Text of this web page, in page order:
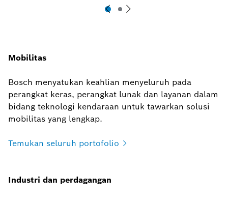
Mobilitas
Bosch menyatukan keahlian menyeluruh pada
perangkat keras, perangkat lunak dan layanan dalam
bidang teknologi kendaraan untuk tawarkan solusi
mobilitas yang lengkap.
Temukan seluruh portofolio
Industri dan perdagangan